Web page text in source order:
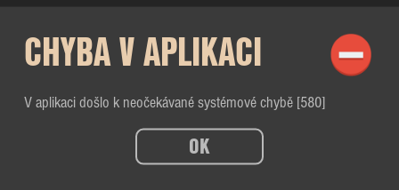
CHYBA V APLIKACI
V aplikaci došlo k neočekávané systémové chybě [580]
OK